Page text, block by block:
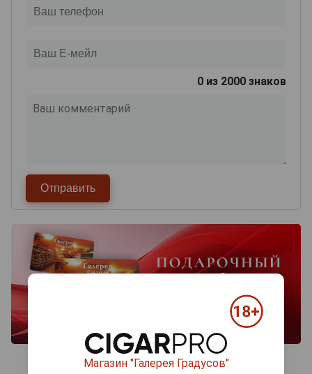
0 из 2000 знаков
Магазин "Галерея Градусов"